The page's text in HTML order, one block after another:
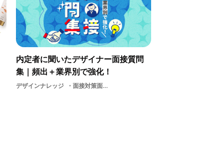
内定者に聞いたデザイナー面接質問
集｜頻出＋業界別で強化！
デザインナレッジ 面接対策面接質問事例集